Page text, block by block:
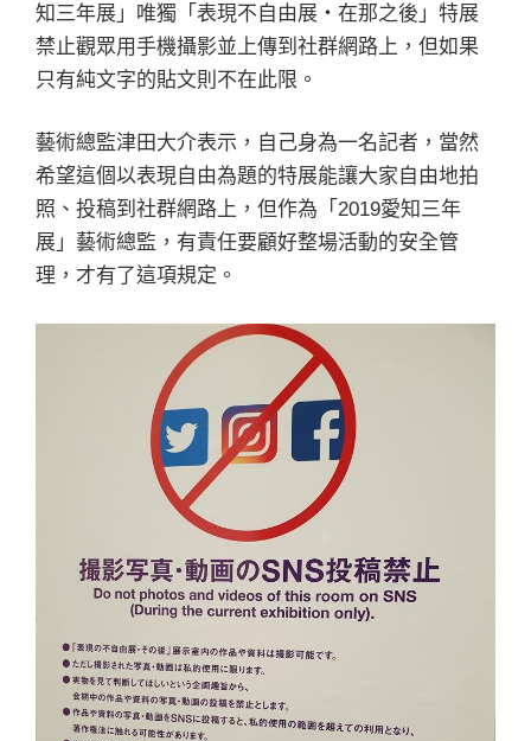
知三年展」唯獨「表現不自由展・在那之後」特展
禁止觀眾用手機攝影並上傳到社群網路上，但如果
只有純文字的貼文則不在此限。
藝術總監津田大介表示，自己身為一名記者，當然
希望這個以表現自由為題的特展能讓大家自由地拍
照、投稿到社群網路上，但作為「2019愛知三年
展」藝術總監，有責任要顧好整場活動的安全管
理，才有了這項規定。